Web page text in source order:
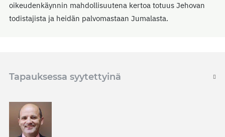
oikeudenkäynnin mahdollisuutena kertoa totuus Jehovan
todistajista ja heidän palvomastaan Jumalasta.
Tapauksessa syytettyinä